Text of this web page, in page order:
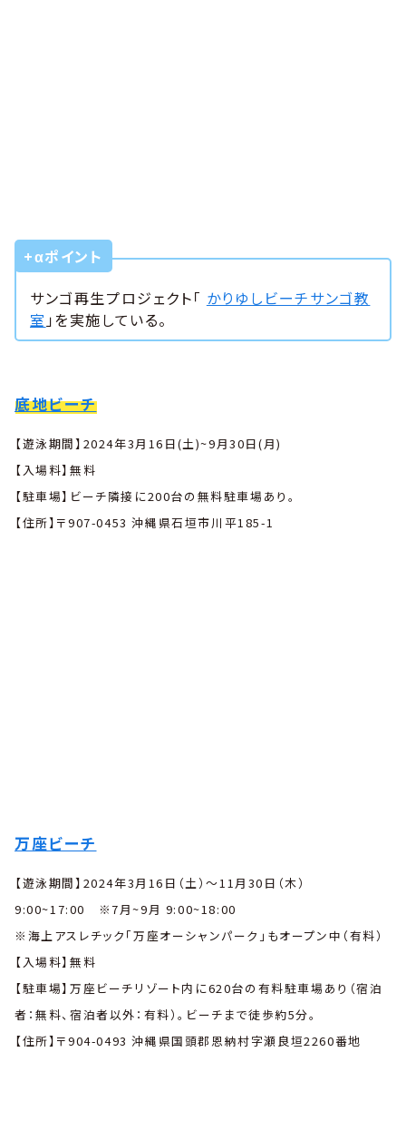
+αポイント
サンゴ再生プロジェクト「 かりゆしビーチサンゴ教
室」を実施している。
底地ビーチ
【遊泳期間】2024年3月16日(土)~9月30日(月)
【入場料】無料
【駐車場】ビーチ隣接に200台の無料駐車場あり。
【住所】〒907-0453 沖縄県石垣市川平185-1
万座ビーチ
【遊泳期間】2024年3月16日（土）〜11月30日（木）
9:00~17:00 ※7月~9月 9:00~18:00
※海上アスレチック「万座オーシャンパーク」もオープン中（有料）
【入場料】無料
【駐車場】万座ビーチリゾート内に620台の有料駐車場あり（宿泊
者：無料、宿泊者以外：有料）。ビーチまで徒歩約5分。
【住所】〒904-0493 沖縄県国頭郡恩納村字瀬良垣2260番地